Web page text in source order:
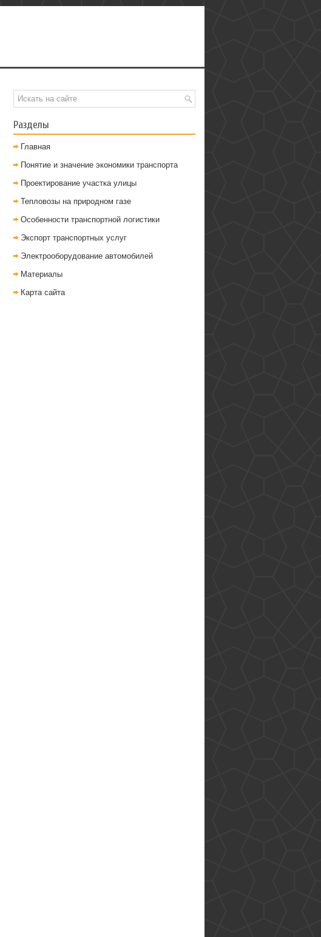
Разделы
Главная
Понятие и значение экономики транспорта
Проектирование участка улицы
Тепловозы на природном газе
Особенности транспортной логистики
Экспорт транспортных услуг
Электрооборудование автомобилей
Материалы
Карта сайта